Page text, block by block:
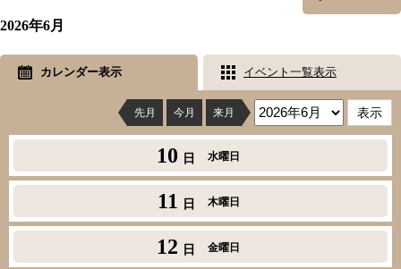
2026年6月
カレンダー表示 イベント一覧表示
先月 今月 来月
10 日 水曜日
11 日 木曜日
12 日 金曜日